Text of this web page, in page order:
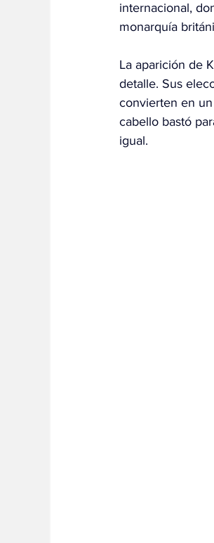
internacional,
monarquía
La aparición de
detalle. Sus
convierten en
cabello bastó
igual.